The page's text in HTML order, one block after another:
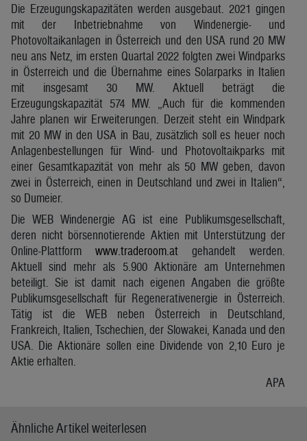
Die Erzeugungskapazitäten werden ausgebaut. 2021 gingen
mit der Inbetriebnahme von Windenergie- und
Photovoltaikanlagen in Österreich und den USA rund 20 MW
neu ans Netz, im ersten Quartal 2022 folgten zwei Windparks
in Österreich und die Übernahme eines Solarparks in Italien
mit insgesamt 30 MW. Aktuell beträgt die
Erzeugungskapazität 574 MW. „Auch für die kommenden
Jahre planen wir Erweiterungen. Derzeit steht ein Windpark
mit 20 MW in den USA in Bau, zusätzlich soll es heuer noch
Anlagenbestellungen für Wind- und Photovoltaikparks mit
einer Gesamtkapazität von mehr als 50 MW geben, davon
zwei in Österreich, einen in Deutschland und zwei in Italien“,
so Dumeier.
Die WEB Windenergie AG ist eine Publikumsgesellschaft,
deren nicht börsennotierende Aktien mit Unterstützung der
Online-Plattform www.traderoom.at gehandelt werden.
Aktuell sind mehr als 5.900 Aktionäre am Unternehmen
beteiligt. Sie ist damit nach eigenen Angaben die größte
Publikumsgesellschaft für Regenerativenergie in Österreich.
Tätig ist die WEB neben Österreich in Deutschland,
Frankreich, Italien, Tschechien, der Slowakei, Kanada und den
USA. Die Aktionäre sollen eine Dividende von 2,10 Euro je
Aktie erhalten.
APA
Ähnliche Artikel weiterlesen